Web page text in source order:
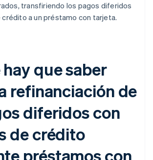
transfiriendo los pagos diferidos
a un préstamo con tarjeta.
que saber
refinanciación de
diferidos con
de crédito
préstamos con